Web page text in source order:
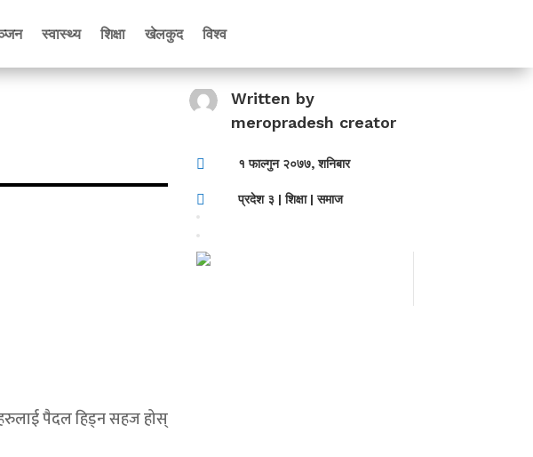
स्वास्थ्य शिक्षा खेलकुद विश्व
Written by
meropradesh creator
 १ फाल्गुन २०७७, शनिबार
 प्रदेश ३ |शिक्षा|समाज
पैदल हिड्न सहज होस्